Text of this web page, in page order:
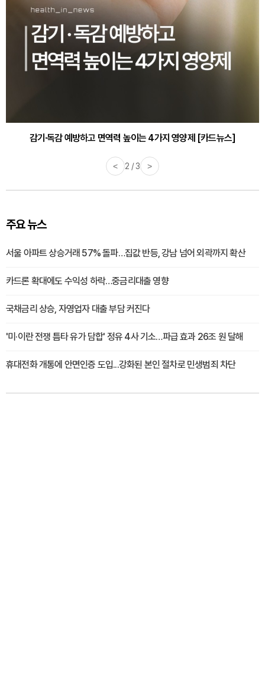
감기·독감 예방하고 면역력 높이는 4가지 영양제 [카드뉴스]
< 3 / 3 >
주요 뉴스
서울 아파트 상승거래 57% 돌파…집값 반등, 강남 넘어 외곽까지 확산
카드론 확대에도 수익성 하락…중금리대출 영향
국채금리 상승, 자영업자 대출 부담 커진다
'미·이란 전쟁 틈타 유가 담합' 정유 4사 기소…파급 효과 26조 원 달해
휴대전화 개통에 안면인증 도입...강화된 본인 절차로 민생범죄 차단